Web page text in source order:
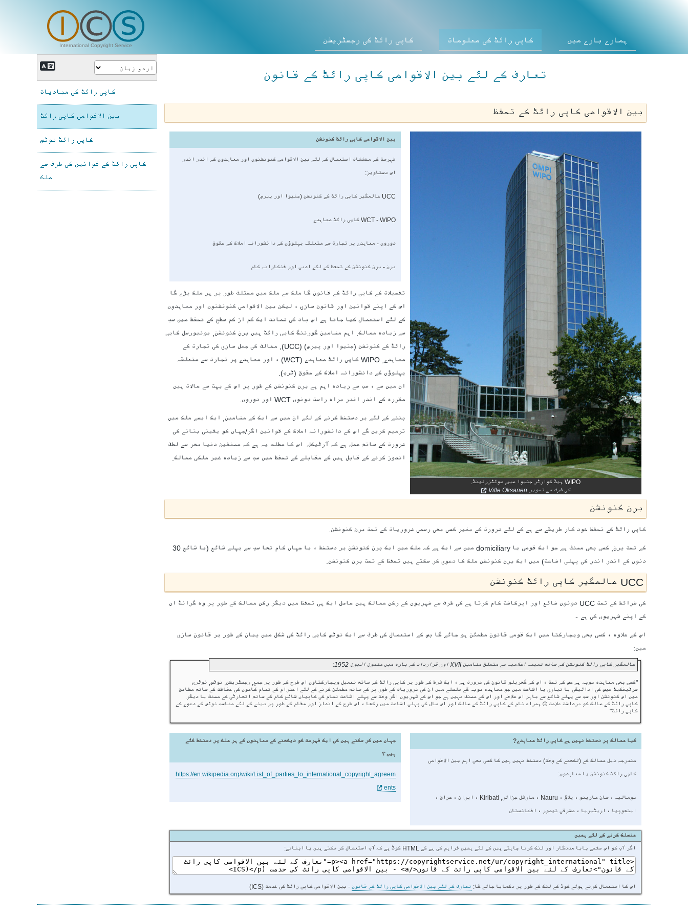
International Copyright Service ہمارے بارے میں کاپی رائٹ کی معلومات کاپی رائٹ کی رجسٹریشن
تعارف کے لئے بین الاقوامی کاپی رائٹ کے قانون
بین الاقوامی کاپی رائٹ کے تحفظ
WIPO ہیڈ کوارٹر جنیوا میں, سوئٹزرلینڈ.
کی طرف سے تصویر Ville Oksanen
بین الاقوامی کاپی رائٹ کنونشن
فہرست کے مخففات استعمال کے لئے بین الاقوامی کنونشنوں اور معاہدوں کے اندر اندر
اس دستاویز:
UCC عالمگیر کاپی رائٹ کے کنونشن (جنیوا اور پیرس)
WCT - WIPO کاپی رائٹ معاہدے
دوروں - معاہدے پر تجارت سے متعلقہ پہلوؤں کے دانشورانہ املاک کے حقوق
برن - برن کنونشن کے تحفظ کے لئے ادبی اور فنکارانہ کام
تفصیلات کے کاپی رائٹ کے قانون گا ملک سے ملک میں مختلف طور پر ہر ملک پڑے گا
اس کے اپنے قوانین اور قانون سازی ، لیکن بین الاقوامی کنونشنوں اور معاہدوں
کے لئے استعمال کیا جاتا ہے اس بات کی ضمانت ایک کم از کم سطح کے تحفظ میں سب
سے زیادہ ممالک. اہم مضامین گورننگ کاپی رائٹ ہیں برن کنونشن, یونیورسل کاپی
رائٹ کے کنونشن (جنیوا اور پیرس) (UCC), مخالف کی جعل سازی کی تجارت کے
معاہدے, WIPO کاپی رائٹ معاہدے (WCT) ، اور معاہدے پر تجارت سے متعلقہ
پہلوؤں کے دانشورانہ املاک کے حقوق (ٹرپ).
ان میں سے ، سب سے زیادہ اہم ہے برن کنونشن کے طور پر اس کے بہت سے حالات ہیں
مقررہ کے اندر اندر براہ راست دونوں WCT اور دوروں.
بننے کے لئے پر دستخط کرنے کے لئے ان میں سے ایک کے مضامین, ایک ایسے ملک میں
ترمیم کریں گے اس کے دانشورانہ املاک کے قوانین اگر/جہاں کو یقینی بنانے کی
ضرورت کے ساتھ عمل ہے کہ آرٹیکل. اس کا مطلب یہ ہے کہ مصنفین دنیا بھر سے لطف
اندوز کرنے کے قابل ہیں کے مقابلے کے تحفظ میں سب سے زیادہ غیر ملکی ممالک.
برن کنونشن
کاپی رائٹ کے تحفظ خود کار طریقے سے ہے کے لئے ضرورت کے بغیر کسی بھی رسمی ضروریات کے تحت برن کنونشن.
کے تحت برن, کسی بھی مصنف ہے جو ایک قومی یا domiciliary میں سے ایک ہے کہ ملک میں ایک برن کنونشن پر دستخط ، یا جہاں کام تھا سب سے پہلے شائع (یا شائع 30
دنوں کے اندر اندر کی پہلی اشاعت) میں ایک برن کنونشن ملک کا دعوی کر سکتے ہیں تحفظ کے تحت برن کنونشن.
UCC عالمگیر کاپی رائٹ کنونشن
کی شرائط کے تحت UCC دونوں شائع اور اپرکاشت کام کرتا ہے کی طرف سے شہریوں کے رکن ممالک ہیں حاصل ایک ہی تحفظ میں دیگر رکن ممالک کے طور پر وہ گرانٹ ان
کے اپنے شہریوں کی ہے ۔
اس کے علاوہ ، کسی بھی وپچارکتا میں ایک قومی قانون مطمئن ہو جائے گا بس کے استعمال کی طرف سے ایک نوٹس کاپی رائٹ کی شکل میں بیان کے طور پر قانون سازی
میں:
عالمگیر کاپی رائٹ کنونشن کے ساتھ ضمیمہ اعلامیہ سے متعلق مضامین XVII اور قرارداد کے بارہ میں مضمون الیون 1952:
"کسی بھی معاہدہ صوبہ ہے جس کے تحت ، اس کے گھریلو قانون کی ضرورت ہے ، ایک شرط کے طور پر کاپی رائٹ کے ساتھ تعمیل وپچارکتاوں اس طرح کے طور پر جمع, رجسٹریشن, نوٹس, نوٹری
سرٹیفکیٹ فیس کی ادائیگی یا تیاری یا اشاعت میں جو معاہدہ صوبہ گے سلسلے میں ان کی ضروریات کے طور پر کے ساتھ مطمئن کرنے کے لئے احترام کے تمام کاموں کی حفاظت کے ساتھ مطابق
میں اس کنونشن اور سب سے پہلے شائع سے باہر اس علاقے اور اس کے مصنف نہیں ہے جو اس کے شہریوں اگر وقت سے پہلے اشاعت تمام کی کاپیاں شائع کام کے ساتھ اتھارٹی کے مصنف یا دیگر
کاپی رائٹ کے مالک کو برداشت علامت © ہمراہ نام کے کاپی رائٹ کے مالک اور اس سال کی پہلی اشاعت میں رکھا ، اس طرح کے انداز اور مقام کے طور پر دینے کے لئے مناسب نوٹس کے دعوے کے
کاپی رائٹ"
کیا ممالک پر دستخط نہیں ہے کاپی رائٹ معاہدے?
مندرجہ ذیل ممالک کے (لکھنے کے وقت) دستخط نہیں ہیں کا کسی بھی اہم بین الاقوامی
کاپی رائٹ کنونشن یا معاہدوں:
صومالیہ ، سان مارینو ، پلاؤ ، Nauru ، مارشل جزائر, Kiribati ، ایران ، عراق ،
ایتھوپیا ، اریٹیریا ، مشرقی تیمور ، افغانستان
جہاں میں کر سکتے ہیں کی ایک فہرست کو دیکھنے کے معاہدوں کے ہر ملک پر دستخط کئے
ہیں ؟
https://en.wikipedia.org/wiki/List_of_parties_to_international_copyright_agreem
ents
منسلک کرنے کے لئے ہمیں
اگر آپ کو اس صفحے پایا مددگار اور لنک کرنا چاہتے ہیں کے لئے ہمیں فراہم کی ہے کے HTML کوڈ ہے کہ آپ استعمال کر سکتے ہیں یا اپنانے:
اس کا استعمال کرتے ہوئے کوڈ کے لنک کے طور پر دکھایا جائے گا: تعارف کے لئے بین الاقوامی کاپی رائٹ کے قانون - بین الاقوامی کاپی رائٹ کی خدمت (ICS)
کاپی رائٹ کی مبادیات
بین الاقوامی کاپی رائٹ
کاپی رائٹ نوٹس
کاپی رائٹ کے قوانین کی طرف سے
ملک